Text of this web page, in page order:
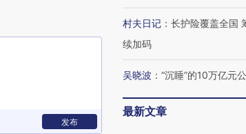
发布
村夫日记 ： 长护险覆盖全国
续加码
吴晓波 ： “沉睡”的10万亿元
最新文章